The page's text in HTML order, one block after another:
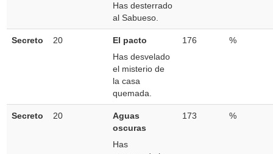
Has desterrado
al Sabueso.
Secreto 20
El pacto
Has desvelado
el misterio de
la casa
quemada.
176 %
Secreto 20
Aguas
oscuras
Has
173 %